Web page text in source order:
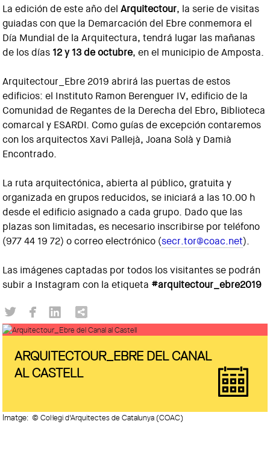
La edición de este año delArquitectour, la serie de visitas
guiadas con que la Demarcación del Ebre conmemora el
Día Mundial de la Arquitectura, tendrá lugar las mañanas
de los días 12 y 13 de octubre, en el municipio de Amposta.
Arquitectour_Ebre 2019 abrirá las puertas de estos
edificios: el Instituto Ramon Berenguer IV, edificio de la
Comunidad de Regantes de la Derecha del Ebro, Biblioteca
comarcal y ESARDI. Como guías de excepción contaremos
con los arquitectos Xavi Pallejà, Joana Solà y Damià
Encontrado.
La ruta arquitectónica, abierta al público, gratuita y
organizada en grupos reducidos, se iniciará a las 10.00 h
desde el edificio asignado a cada grupo. Dado que las
plazas son limitadas, es necesario inscribirse por teléfono
(977 44 19 72) o correo electrónico (secr.tor@coac.net).
Las imágenes captadas por todos los visitantes se podrán
subir a Instagram con la etiqueta #arquitectour_ebre2019
ARQUITECTOUR_EBRE DEL CANAL
AL CASTELL
Imatge: © Col·legi d'Arquitectes de Catalunya (COAC)